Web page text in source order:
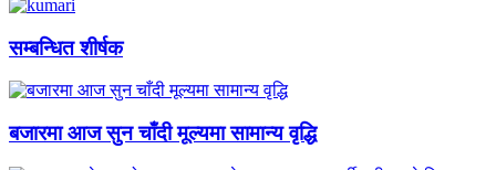
सम्बन्धित शीर्षक
बजारमा आज सुन चाँदी मूल्यमा सामान्य वृद्धि